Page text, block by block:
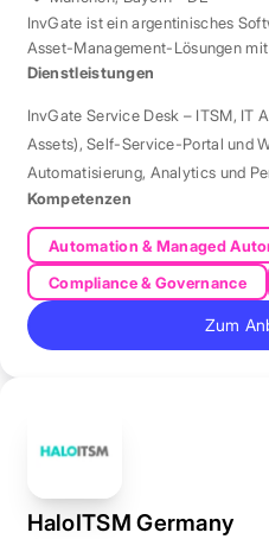
InvGate ist ein argentinisches
Asset-Management-Lösungen
Europa.
Dienstleistungen
InvGate Service Desk – ITSM, IT
Assets),Self-Service-Portal und
Automatisierung, Analytics und
Kompetenzen
Automation & Managed
Compliance & Governance
Zum
HaloITSM Germany